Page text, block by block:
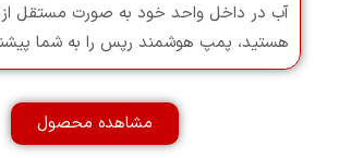
آب در داخل واحد خود به صورت مستقل
هستید، پمپ هوشمند رپس را به شما
مشاهده محصول